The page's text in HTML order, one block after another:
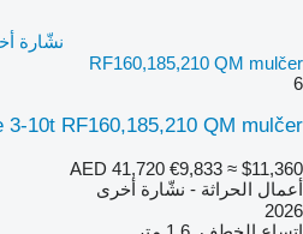
RF160,185,210 QM mulčer
6
3-10t RF160,185,210 QM mulčer
AED 41,720 €9,833 ≈ $11,360
أعمال الحراثة - نشّارة أخرى
2026